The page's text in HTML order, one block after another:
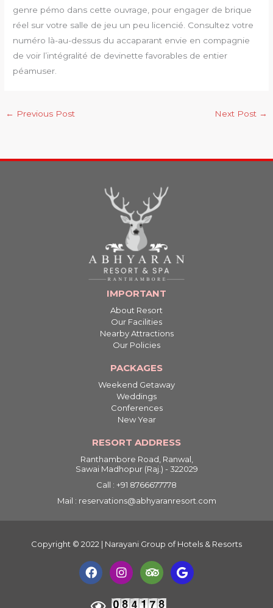
genre pémo dans cette ouvrage, pour engager de brique
réel sur votre salle de jeu un peu licencié. Consultez votre
numéro là-au-dessus du accaparant envie en compagnie
de voir l’intégralité de devinette favorables de entier
péamuser.
← Previous Post Next Post →
IMPORTANT
About Resort
Our Facilities
Nearby Attractions
Our Policies
PACKAGES
Weekend Getaway
Weddings
Conferences
New Year
RESORT ADDRESS
Ranthambore Road, Ranwal,
Sawai Madhopur (Raj.) - 322029
Call : +91 8766677778
Mail : reservations@abhyaranresort.com
Copyright © 2022 | Narayani Group of Hotels & Resorts
a
c
e
b
n
s
t
a
r
i
p
a
o
o
g